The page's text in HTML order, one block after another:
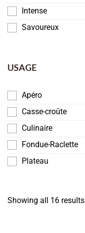
Intense
Savoureux
USAGE
Apéro
Casse-croûte
Culinaire
Fondue-Raclette
Plateau
Showing all 16 results